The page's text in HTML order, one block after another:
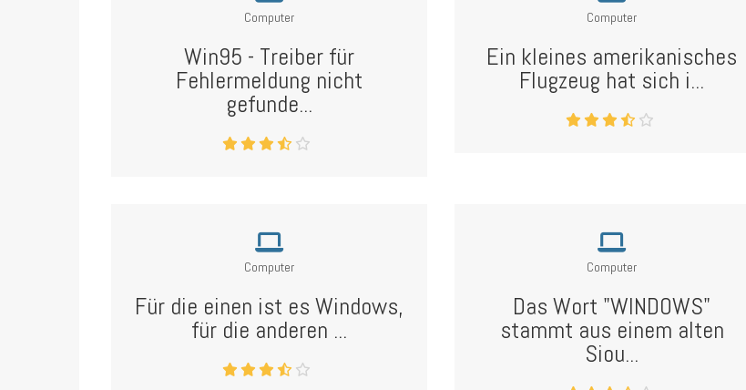
Computer
Win95 - Treiber für
Fehlermeldung nicht
gefunde...
Computer
Ein kleines amerikanisches
Flugzeug hat sich i...
Computer
Für die einen ist es Windows,
für die anderen ...
Computer
Das Wort "WINDOWS"
stammt aus einem alten
Siou...